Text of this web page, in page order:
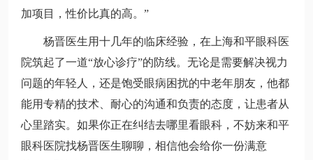
加项目，性价比真的高。”
杨晋医生用十几年的临床经验，在上海和平眼科医
院筑起了一道“放心诊疗”的防线。无论是需要解决视力
问题的年轻人，还是饱受眼病困扰的中老年朋友，他都
能用专精的技术、耐心的沟通和负责的态度，让患者从
心里踏实。如果你正在纠结去哪里看眼科，不妨来和平
眼科医院找杨晋医生聊聊，相信他会给你一份满意